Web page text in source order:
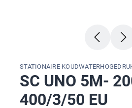
STATIONAIRE
SC UNO 5M-
400/3/50 EU